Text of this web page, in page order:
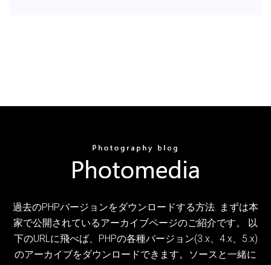
過去のPHPバージョンをダウンロードする方法. まずは本
家で公開されているアーカイブページのご紹介です。 以
下のURLに飛べば、PHPの各種バージョン(3.x、4.x、5.x)
のアーカイブをダウンロードできます。ソースと一緒に